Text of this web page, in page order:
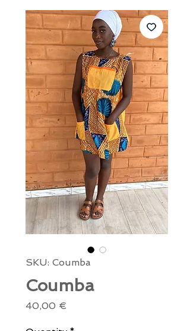
SKU: Coumba
Coumba
40,00 €